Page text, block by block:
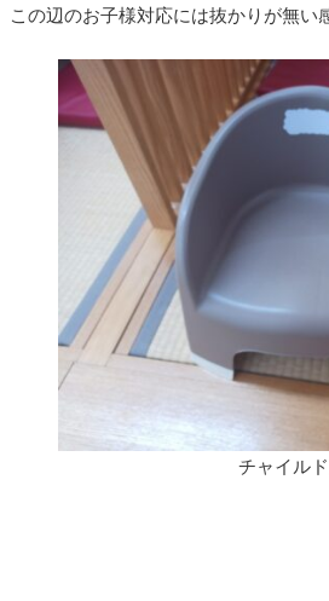
この辺のお子様対応には抜かりが無い
チャイル